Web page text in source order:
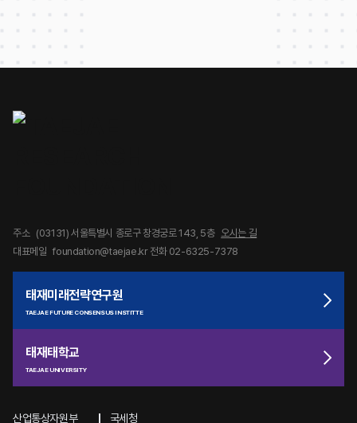
주소 (03131) 서울특별시 종로구 창경궁로 143, 5층 오시는 길
대표메일 foundation@taejae.kr 전화 02-6325-7378
태재미래전략연구원
TAEJAE FUTURE CONSENSUS INSTITTE
태재태학교
TAEJAE UNIVERSITY
산업통상자원부 국세청